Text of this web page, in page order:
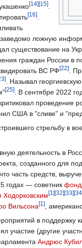
[14][15].
[16].
заведомо ложную
существование на
граждан России в
ВС РФ[22].
. Называл
[25]. В сентябре 2022
проведение
США в "сливе" и
стрельбу в
деятельность в
созданного для
часть средств,
годах — советник
[1][32][33]
Вильсона[1],
в поддержку
участие (другие
Андрюс